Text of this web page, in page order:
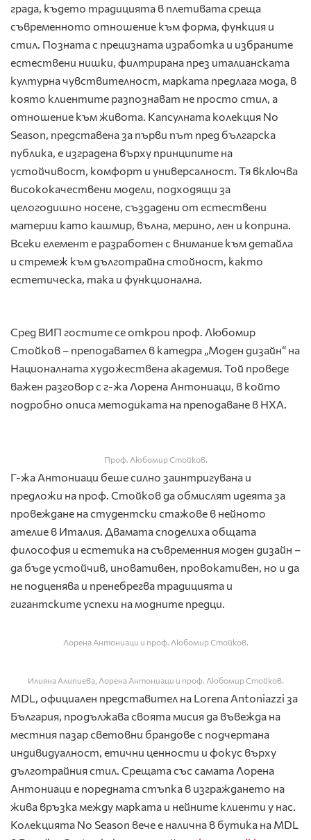
града, където традицията в плетивата среща
съвременното отношение към форма, функция и
стил. Позната с прецизната изработка и избраните
естествени нишки, филтрирана през италианската
културна чувствителност, марката предлага мода, в
която клиентите разпознават не просто стил, а
отношение към живота. Капсулната колекция No
Season, представена за първи път пред българска
публика, е изградена върху принципите на
устойчивост, комфорт и универсалност. Тя включва
висококачествени модели, подходящи за
целогодишно носене, създадени от естествени
материи като кашмир, вълна, мерино, лен и коприна.
Всеки елемент е разработен с внимание към детайла
и стремеж към дълготрайна стойност, както
естетическа, така и функционална.
Сред ВИП гостите се открои проф. Любомир
Стойков – преподавател в катедра „Моден дизайн“ на
Националната художествена академия. Той проведе
важен разговор с г-жа Лорена Антониаци, в който
подробно описа методиката на преподаване в НХА.
Проф. Любомир Стойков.
Г-жа Антониаци беше силно заинтригувана и
предложи на проф. Стойков да обмислят идеята за
провеждане на студентски стажове в нейното
ателие в Италия. Двамата споделиха общата
философия и естетика на съвременния моден дизайн –
да бъде устойчив, иновативен, провокативен, но и да
не подценява и пренебрегва традицията и
гигантските успехи на модните предци.
Лорена Антониаци и проф. Любомир Стойков.
Илияна Алипиева, Лорена Антониаци и проф. Любомир Стойков.
MDL, официален представител на Lorena Antoniazzi за
България, продължава своята мисия да въвежда на
местния пазар световни брандове с подчертана
индивидуалност, етични ценности и фокус върху
дълготрайния стил. Срещата със самата Лорена
Антониаци е поредната стъпка в изграждането на
жива връзка между марката и нейните клиенти у нас.
Колекцията No Season вече е налична в бутика на MDL